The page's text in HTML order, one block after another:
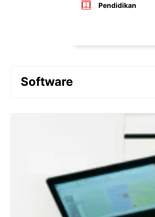
Pendidikan
Software
dua nama besar di
Nunung Srimulat
kini merambah
Bandung –
tahun 2026,
eat Kakkoii All